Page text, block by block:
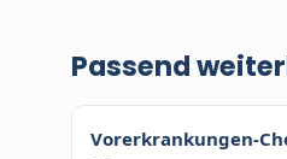
riskieren.
kostenlos. Ihre
identisch zum
die Courtage der
Passend
Vorerkrankungen-